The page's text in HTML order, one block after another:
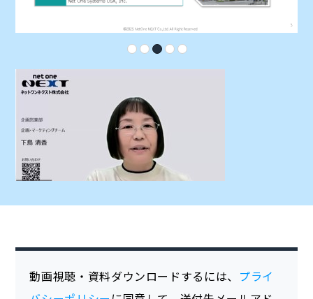
動画視聴・資料ダウンロードするには、 プライ